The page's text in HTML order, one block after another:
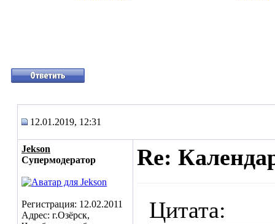
12.01.2019, 12:31
Jekson
Супермодератор
Регистрация: 12.02.2011
Адрес: г.Озёрск,
Re:
Цитата: